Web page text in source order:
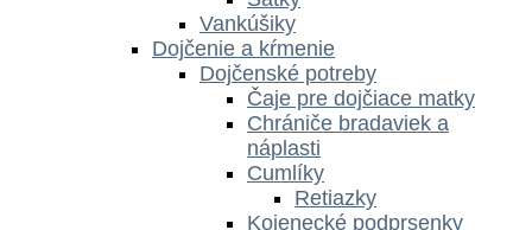
Vankúšiky
Dojčenie a kŕmenie
Dojčenské potreby
Čaje pre dojčiace matky
Chrániče bradaviek a
náplasti
Cumlíky
Retiazky
Kojenecké podprsenky